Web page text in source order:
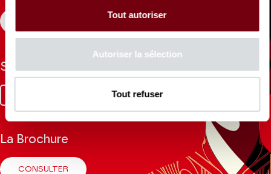
Tout autoriser
Autoriser la sélection
Tout refuser
Suivez-nous
YoutubeLinkedin
La Brochure
CONSULTER